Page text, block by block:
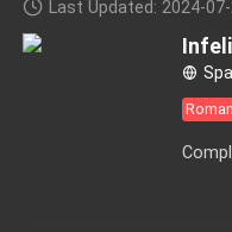
Last Updated: 2024-